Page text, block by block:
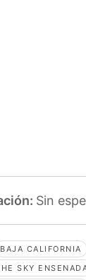
Sin
BAJA CALIFORNIA
SKY